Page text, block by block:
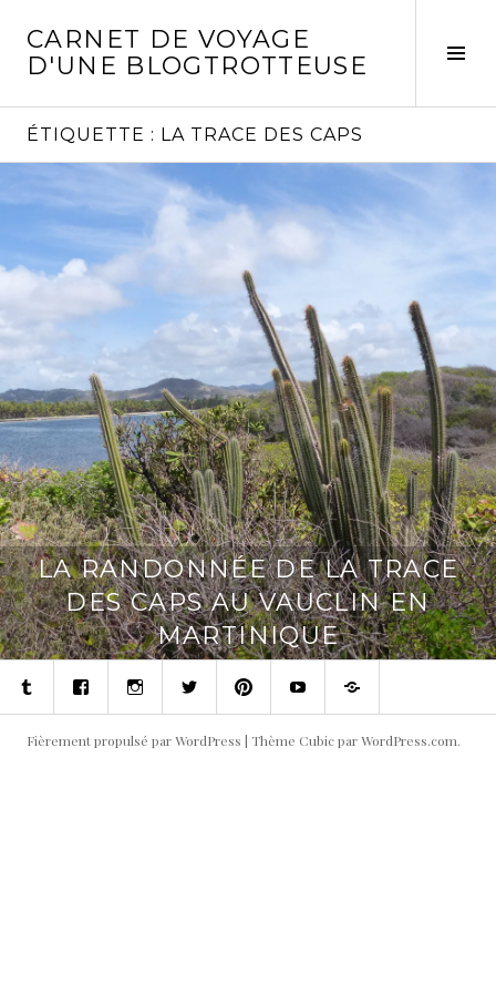
contenu
CARNET DE VOYAGE
D'UNE BLOGTROTTEUSE
ÉTIQUETTE : LA TRACE DES CAPS
LA RANDONNÉE DE LA TRACE
DES CAPS AU VAUCLIN EN
MARTINIQUE
TumblrFacebookInstagramTwitterPinterestYoutubeContact
Fièrement propulsé par WordPress | Thème Cubic parWordPress.com.